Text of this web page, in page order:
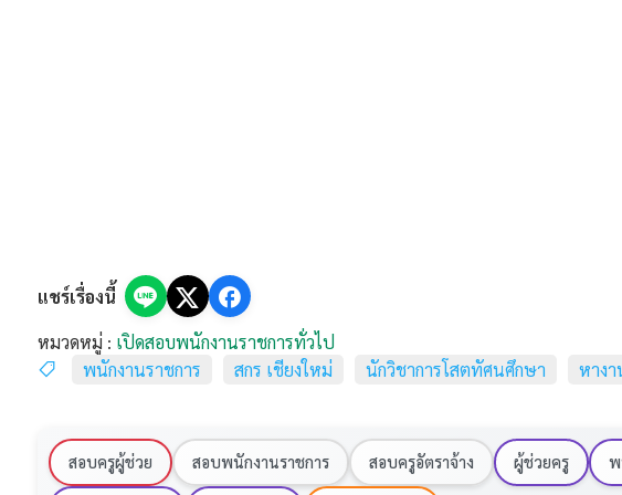
แชร์เรื่องนี้
หมวดหมู่ : เปิดสอบพนักงานราชการทั่วไป
พนักงานราชการ
สกร เชียงใหม่ นักวิชาการโสตทัศนศึกษา หางา
สอบครูผู้ช่วย สอบพนักงานราชการ สอบครูอัตราจ้าง ผู้ช่วยครู พ